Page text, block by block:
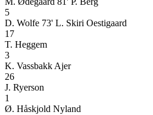
5
D. Wolfe 73' L. Skiri Oestigaard
17
T. Heggem
3
K. Vassbakk Ajer
26
J. Ryerson
1
Ø. Håskjold Nyland